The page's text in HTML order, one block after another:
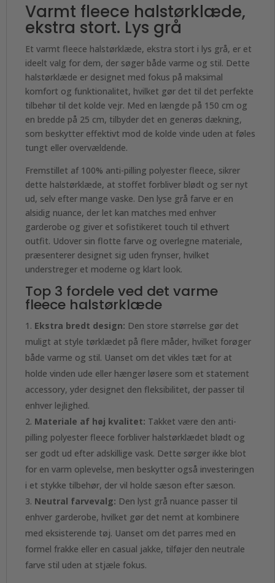
Varmt fleece halstørklæde,
ekstra stort. Lys grå
Et varmt fleece halstørklæde, ekstra stort i lys grå, er et
ideelt valg for dem, der søger både varme og stil. Dette
halstørklæde er designet med fokus på maksimal
komfort og funktionalitet, hvilket gør det til det perfekte
tilbehør til det kolde vejr. Med en længde på 150 cm og
en bredde på 25 cm, tilbyder det en generøs dækning,
som beskytter effektivt mod de kolde vinde uden at føles
tungt eller overvældende.
Fremstillet af 100% anti-pilling polyester fleece, sikrer
dette halstørklæde, at stoffet forbliver blødt og ser nyt
ud, selv efter mange vaske. Den lyse grå farve er en
alsidig nuance, der let kan matches med enhver
garderobe og giver et sofistikeret touch til ethvert
outfit. Udover sin flotte farve og overlegne materiale,
præsenterer designet sig uden frynser, hvilket
understreger et moderne og klart look.
Top 3 fordele ved det varme
fleece halstørklæde
Ekstra bredt design: Den store størrelse gør det
muligt at style tørklædet på flere måder, hvilket forøger
både varme og stil. Uanset om det vikles tæt for at
holde vinden ude eller hænger løsere som et statement
accessory, yder designet den fleksibilitet, der passer til
enhver lejlighed.
Materiale af høj kvalitet: Takket være den anti-
pilling polyester fleece forbliver halstørklædet blødt og
ser godt ud efter adskillige vask. Dette sørger ikke blot
for en varm oplevelse, men beskytter også investeringen
i et stykke tilbehør, der vil holde sæson efter sæson.
Neutral farvevalg: Den lyst grå nuance passer til
enhver garderobe, hvilket gør det nemt at kombinere
med eksisterende tøj. Uanset om det parres med en
formel frakke eller en casual jakke, tilføjer den neutrale
farve stil uden at stjæle fokus.